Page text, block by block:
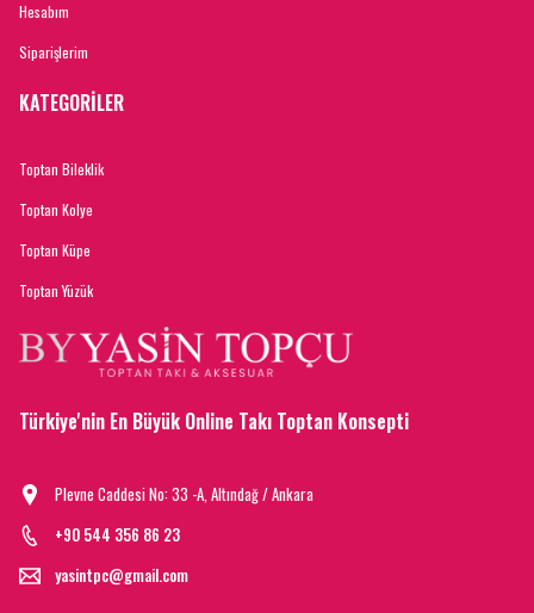
Hesabım
Siparişlerim
KATEGORİLER
Toptan Bileklik
Toptan Kolye
Toptan Küpe
Toptan Yüzük
Türkiye'nin En Büyük Online Takı Toptan Konsepti
Plevne Caddesi No: 33 -A, Altındağ / Ankara
+90 544 356 86 23
yasintpc@gmail.com